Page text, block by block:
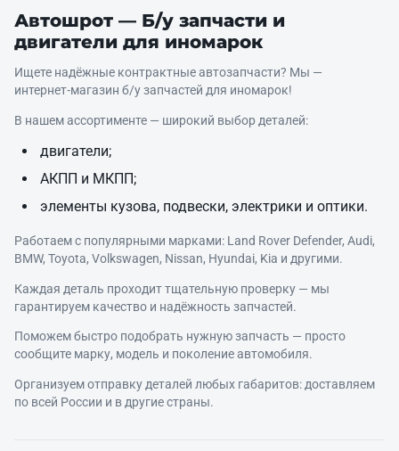
Автошрот — Б/у запчасти и
двигатели для иномарок
Ищете надёжные контрактные автозапчасти? Мы —
интернет‑магазин б/у запчастей для иномарок!
В нашем ассортименте — широкий выбор деталей:
двигатели;
АКПП и МКПП;
элементы кузова, подвески, электрики и оптики.
Работаем с популярными марками: Land Rover Defender, Audi,
BMW, Toyota, Volkswagen, Nissan, Hyundai, Kia и другими.
Каждая деталь проходит тщательную проверку — мы
гарантируем качество и надёжность запчастей.
Поможем быстро подобрать нужную запчасть — просто
сообщите марку, модель и поколение автомобиля.
Организуем отправку деталей любых габаритов: доставляем
по всей России и в другие страны.